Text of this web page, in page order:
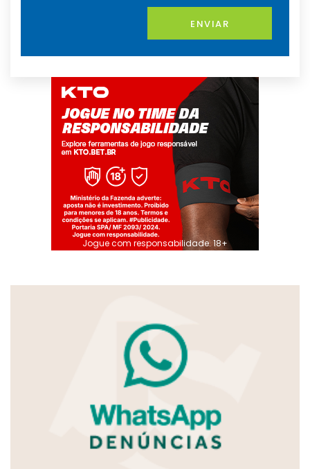
ENVIAR
Jogue com responsabilidade. 18+